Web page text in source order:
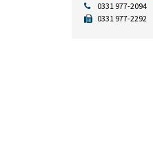
0331 977-2094
0331 977-2292